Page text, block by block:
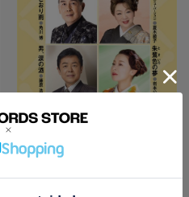
キング・DVDカラオケH
IT4